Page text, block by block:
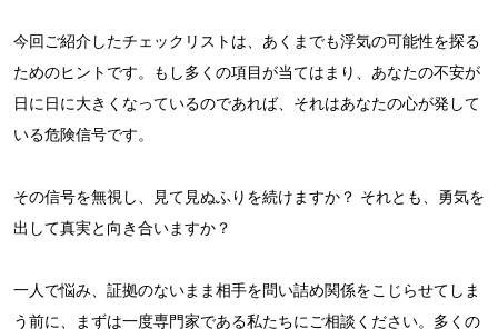
今回ご紹介したチェックリストは、あくまでも浮気の可能性を探る
ためのヒントです。もし多くの項目が当てはまり、あなたの不安が
日に日に大きくなっているのであれば、それはあなたの心が発して
いる危険信号です。
その信号を無視し、見て見ぬふりを続けますか？ それとも、勇気を
出して真実と向き合いますか？
一人で悩み、証拠のないまま相手を問い詰め関係をこじらせてしま
う前に、まずは一度専門家である私たちにご相談ください。多くの